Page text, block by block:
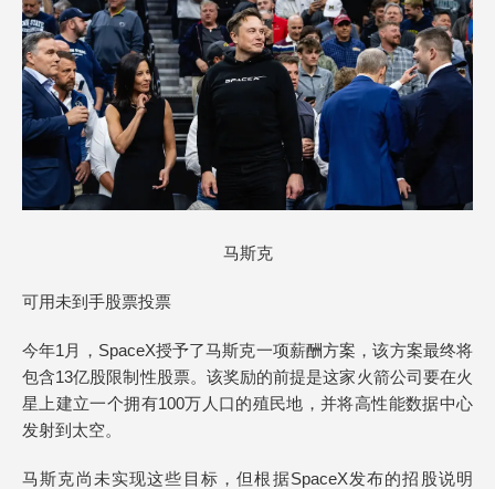
马斯克
可用未到手股票投票
今年1月，SpaceX授予了马斯克一项薪酬方案，该方案最终将
包含13亿股限制性股票。该奖励的前提是这家火箭公司要在火
星上建立一个拥有100万人口的殖民地，并将高性能数据中心
发射到太空。
马斯克尚未实现这些目标，但根据SpaceX发布的招股说明